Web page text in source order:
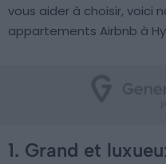
vous aider à choisir, voici
appartements Airbnb à
1. Grand et